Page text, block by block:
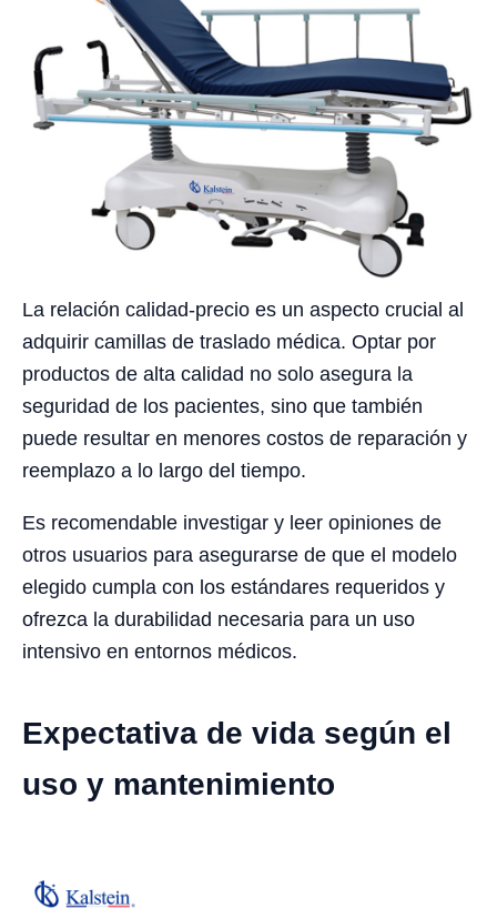
La relación calidad-precio es un aspecto crucial al
adquirir camillas de traslado médica. Optar por
productos de alta calidad no solo asegura la
seguridad de los pacientes, sino que también
puede resultar en menores costos de reparación y
reemplazo a lo largo del tiempo.
Es recomendable investigar y leer opiniones de
otros usuarios para asegurarse de que el modelo
elegido cumpla con los estándares requeridos y
ofrezca la durabilidad necesaria para un uso
intensivo en entornos médicos.
Expectativa de vida según el
uso y mantenimiento